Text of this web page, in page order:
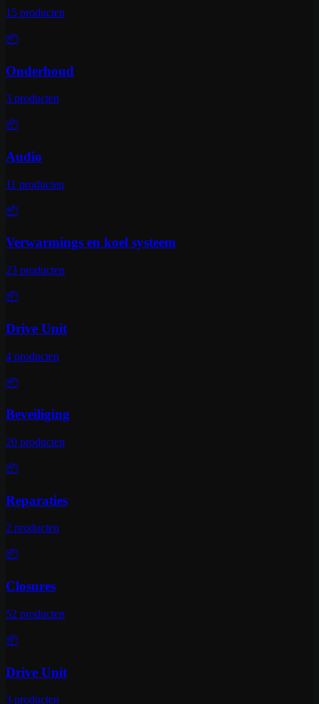
15 producten
📦
Onderhoud
3 producten
📦
Audio
11 producten
📦
Verwarmings en koel systeem
23 producten
📦
Drive Unit
4 producten
📦
Beveiliging
20 producten
📦
Reparaties
2 producten
📦
Closures
52 producten
📦
Drive Unit
3 producten